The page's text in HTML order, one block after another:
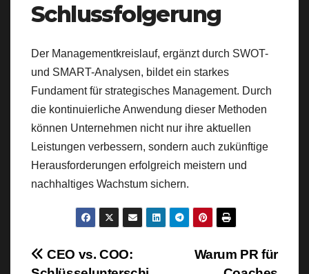
Schlussfolgerung
Der Managementkreislauf, ergänzt durch SWOT-
und SMART-Analysen, bildet ein starkes
Fundament für strategisches Management. Durch
die kontinuierliche Anwendung dieser Methoden
können Unternehmen nicht nur ihre aktuellen
Leistungen verbessern, sondern auch zukünftige
Herausforderungen erfolgreich meistern und
nachhaltiges Wachstum sichern.
BeitragsnavigationWarum PR für
CEO vs. COO: